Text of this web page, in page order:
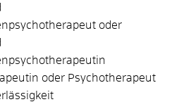
oder
oder Psychotherapeut